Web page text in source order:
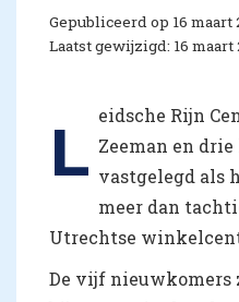
Gepubliceerd op 16 maart
Laatst gewijzigd: 16 maart
L eidsche Rijn
Zeeman en
vastgelegd als
meer dan
Utrechtse
De vijf nieuwkomers